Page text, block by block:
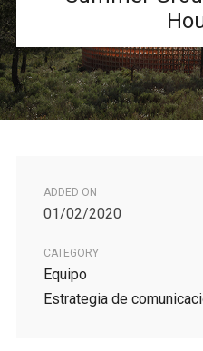
ADDED ON
01/02/2020
CATEGORY
Equipo
Estrategia de